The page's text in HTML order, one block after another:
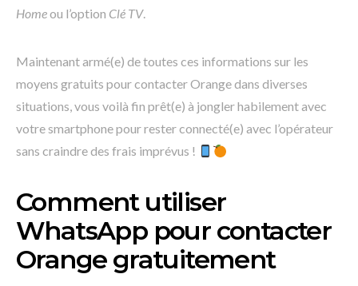
Homeou l’option Clé TV.
Maintenant armé(e) de toutes ces informations sur les
moyens gratuits pour contacter Orange dans diverses
situations, vous voilà fin prêt(e) à jongler habilement avec
votre smartphone pour rester connecté(e) avec l’opérateur
sans craindre des frais imprévus !
Comment utiliser
WhatsApp pour contacter
Orange gratuitement